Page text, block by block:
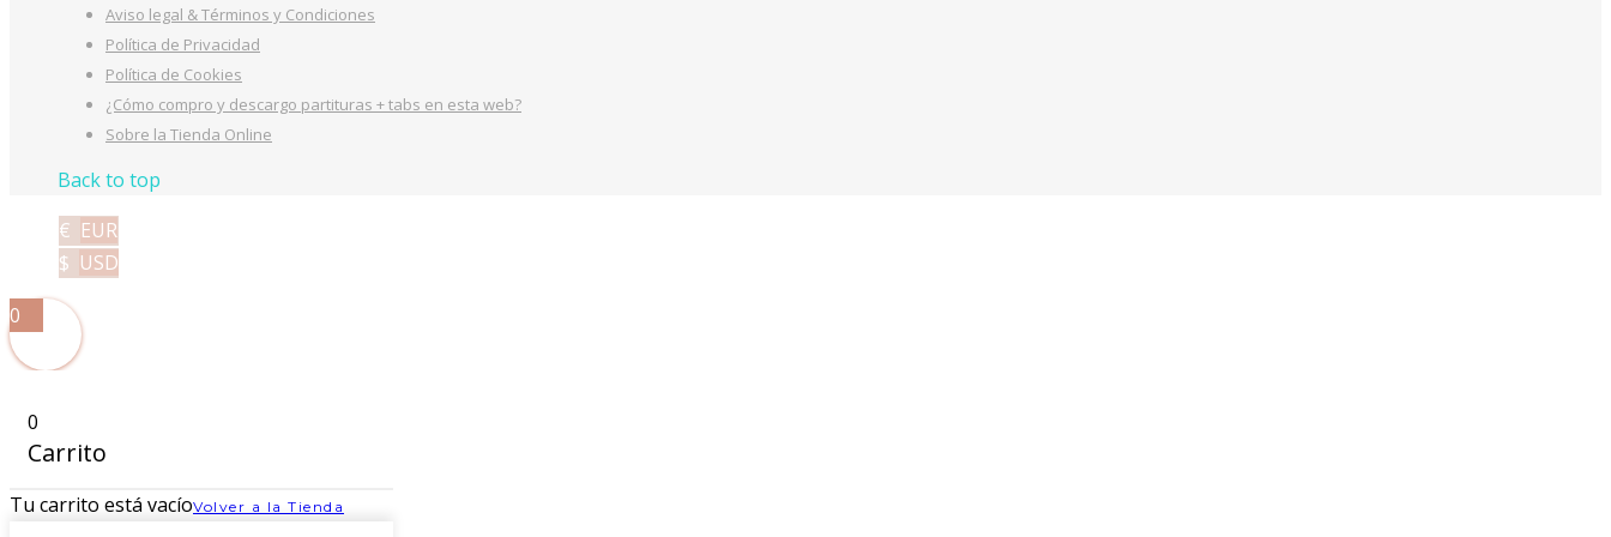
Aviso legal & Términos y Condiciones
Política de Privacidad
Política de Cookies
¿Cómo compro y descargo partituras + tabs en esta web?
Sobre la Tienda Online
Back to top
€ EUR
$ USD
0
0
Carrito
Tu carrito está vacíoVolver a la Tienda